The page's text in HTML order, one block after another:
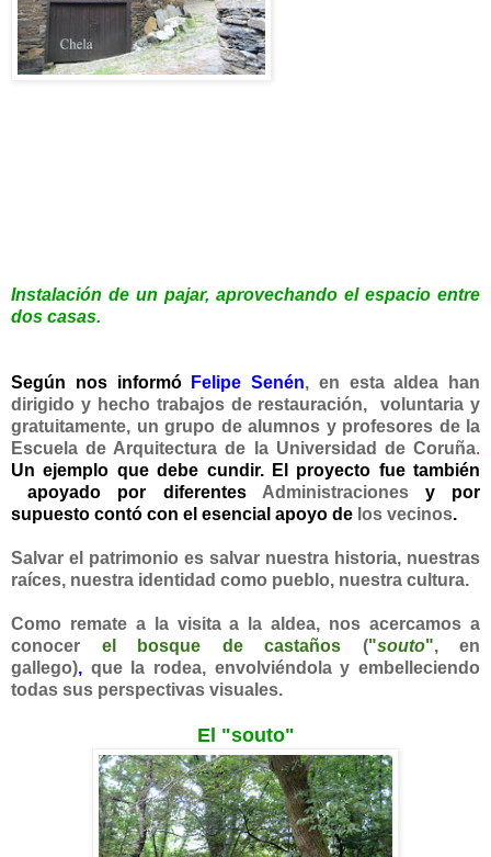
Instalación de un pajar, aprovechando el espacio entre
dos casas.
Según nos informó Felipe Senén, en esta aldea han
dirigido y hecho trabajos de restauración, voluntaria y
gratuitamente, un grupo de alumnos y profesores de la
Escuela de Arquitectura de la Universidad de Coruña.
Un ejemplo que debe cundir. El proyecto fue también
apoyado por diferentes
Administracionesy por
supuesto contó con el esencial apoyo de los vecinos.
Salvar el patrimonio es salvar nuestra historia, nuestras
raíces, nuestra identidad como pueblo, nuestra cultura.
Como remate a la visita a la aldea, nos acercamos a
conocer el bosque de castaños ("souto", en
gallego), que la rodea, envolviéndola y embelleciendo
todas sus perspectivas visuales.
El "souto"